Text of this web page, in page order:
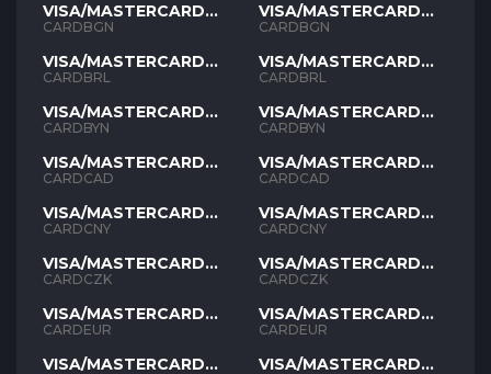
VISA/MASTERCARD
BGN
CARDBGN
VISA/MASTERCARD
BRL
CARDBRL
VISA/MASTERCARD
BYN
CARDBYN
VISA/MASTERCARD
CAD
CARDCAD
VISA/MASTERCARD
CNY
CARDCNY
VISA/MASTERCARD
CZK
CARDCZK
VISA/MASTERCARD
EUR
CARDEUR
VISA/MASTERCARD
VISA/MASTERCARD
BGN
CARDBGN
VISA/MASTERCARD
BRL
CARDBRL
VISA/MASTERCARD
BYN
CARDBYN
VISA/MASTERCARD
CAD
CARDCAD
VISA/MASTERCARD
CNY
CARDCNY
VISA/MASTERCARD
CZK
CARDCZK
VISA/MASTERCARD
EUR
CARDEUR
VISA/MASTERCARD